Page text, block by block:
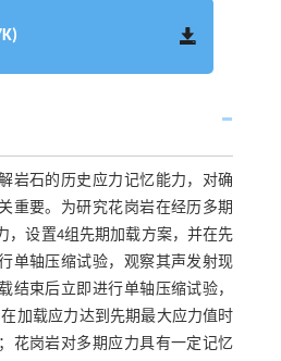
岩石的历史应力记忆能力，对确
重要。为研究花岗岩在经历多期
，设置4组先期加载方案，并在先
单轴压缩试验，观察其声发射现
结束后立即进行单轴压缩试验，
加载应力达到先期最大应力值时
花岗岩对多期应力具有一定记忆